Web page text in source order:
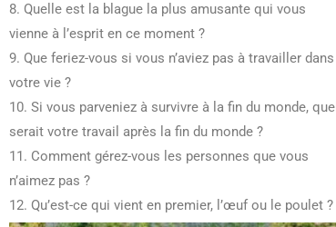
8. Quelle est la blague la plus amusante qui vous
vienne à l’esprit en ce moment ?
9. Que feriez-vous si vous n’aviez pas à travailler dans
votre vie ?
10. Si vous parveniez à survivre à la fin du monde, quel
serait votre travail après la fin du monde ?
11. Comment gérez-vous les personnes que vous
n’aimez pas ?
12. Qu’est-ce qui vient en premier, l’œuf ou le poulet ?